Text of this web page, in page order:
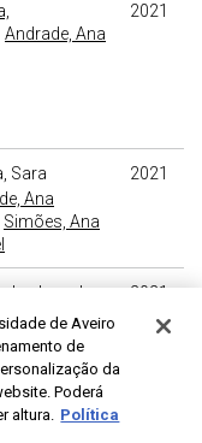
Andrade, Ana
2021
Sara
Ana
Simões, Ana
2021
Jane do
Ana
Neves, Rui
2021
Salomé
de Aveiro
de
da
Poderá
altura. Política